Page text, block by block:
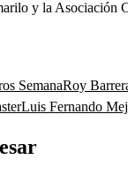
y la Asociación
SemanaRoy
Luis Fernando